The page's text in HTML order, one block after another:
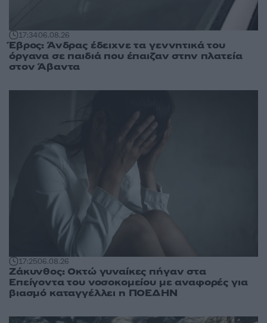
17:3406.08.26
Έβρος: Άνδρας έδειχνε τα γεννητικά του
όργανα σε παιδιά που έπαιζαν στην πλατεία
στον Άβαντα
17:2506.08.26
Ζάκυνθος: Οκτώ γυναίκες πήγαν στα
Επείγοντα του νοσοκομείου με αναφορές για
βιασμό καταγγέλλει η ΠΟΕΔΗΝ